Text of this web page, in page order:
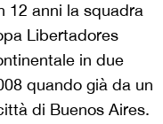
12 anni la squadra
Libertadores
in due
quando già da un
di Buenos Aires.